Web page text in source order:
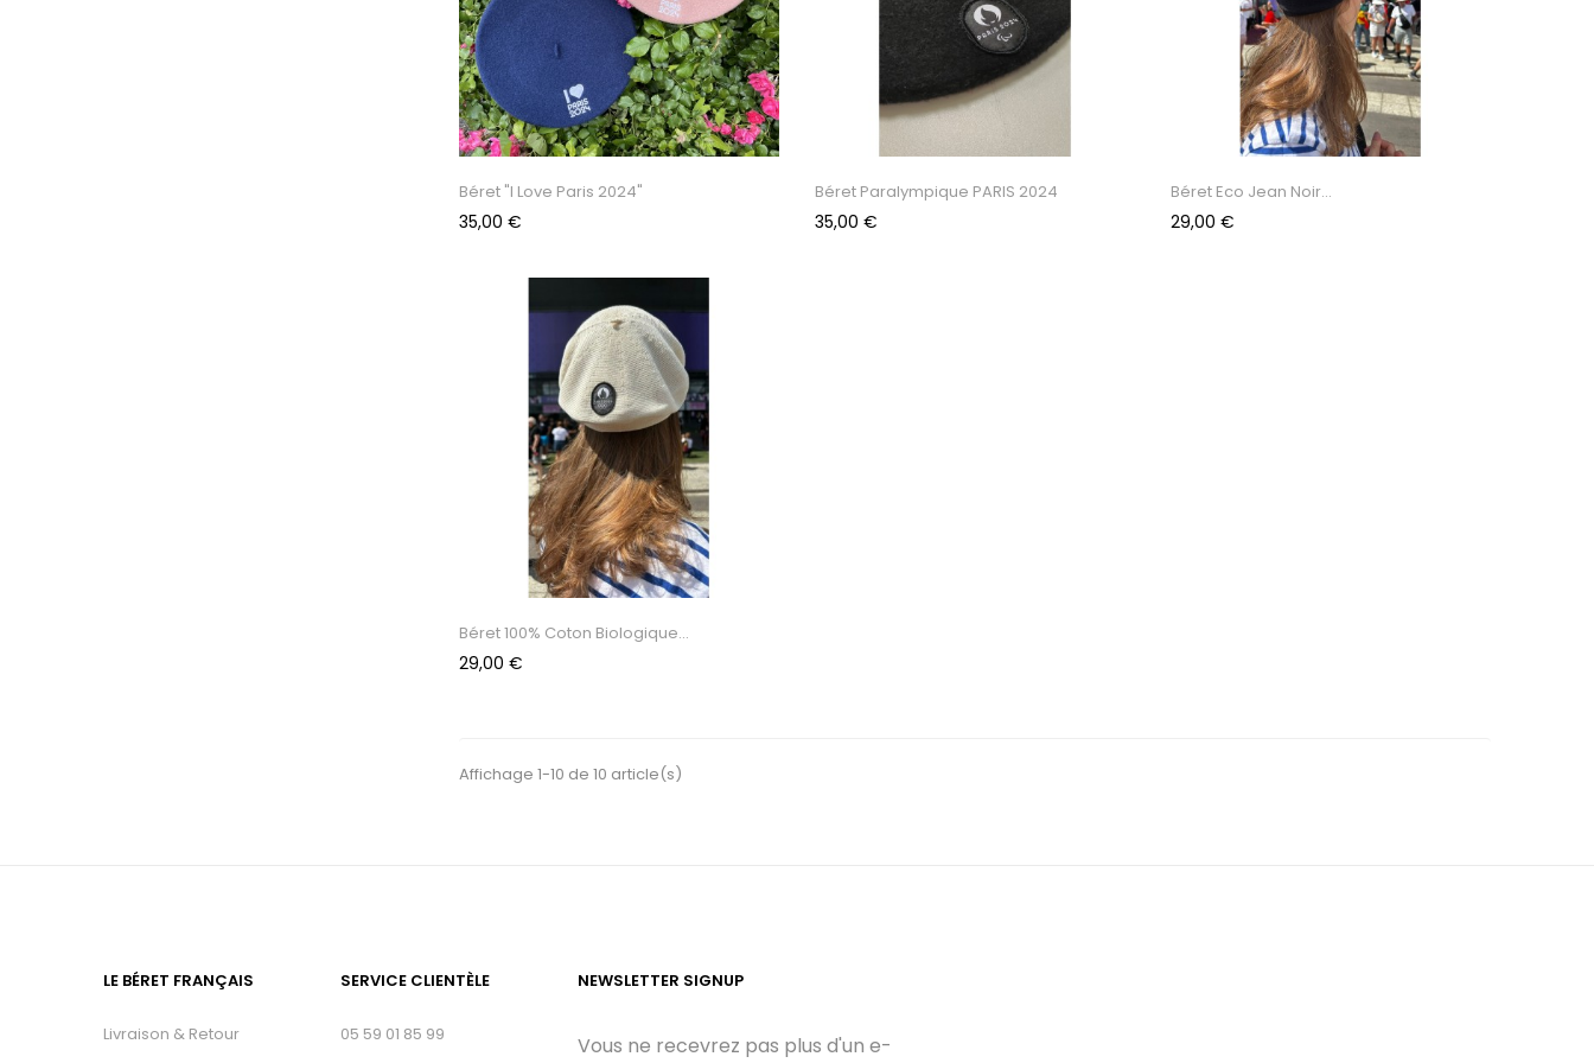
Béret "I Love Paris 2024"
Prix
35,00 €
Béret Paralympique PARIS 2024
Prix
35,00 €
Béret Eco Jean Noir...
Prix
29,00 €
Béret 100% Coton Biologique...
Prix
29,00 €
Affichage 1-10 de 10 article(s)
LE BÉRET FRANÇAIS
Livraison & Retour
SERVICE CLIENTÈLE
05 59 01 85 99
NEWSLETTER SIGNUP
Vous ne recevrez pas plus d'un e-